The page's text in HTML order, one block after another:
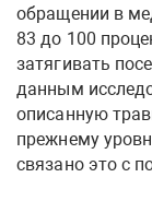
обращении в
83 до 100
затягивать
данным
описанную
прежнему
связано это с